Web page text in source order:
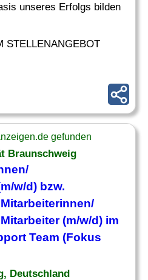
unseres Erfolgs bilden
STELLENANGEBOT
gefunden
Braunschweig
w/d) bzw.
Mitarbeiter(m/w/d) im
Team (Fokus
Deutschland